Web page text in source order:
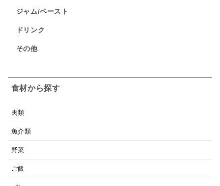
ジャム/ペースト
ドリンク
その他
食材から探す
肉類
魚介類
野菜
ご飯